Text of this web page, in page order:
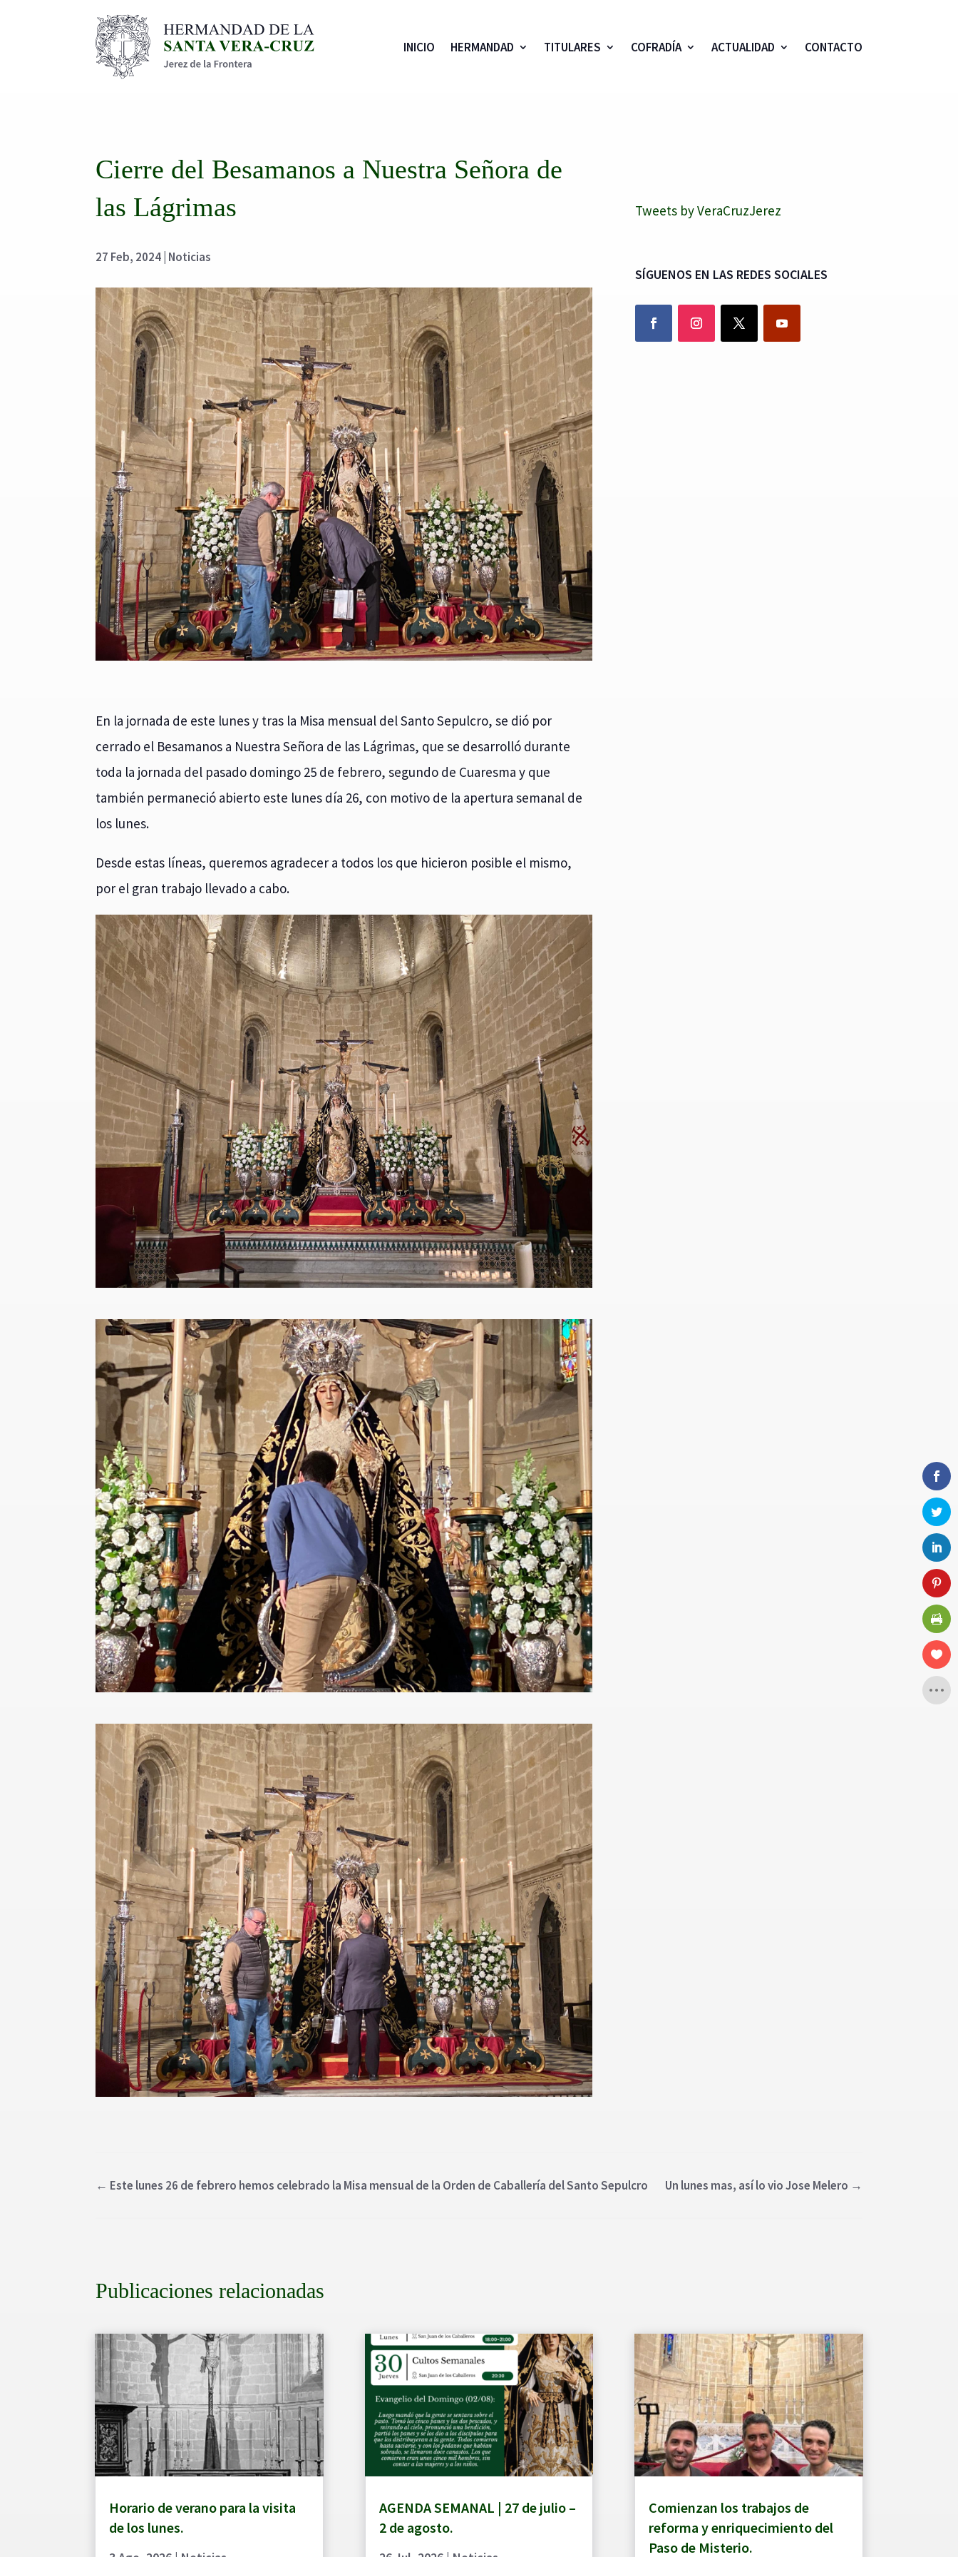
INICIO HERMANDAD TITULARES COFRADÍA ACTUALIDAD CONTACTO
Cierre del Besamanos a Nuestra Señora de
las Lágrimas
27 Feb, 2024 Noticias
En la jornada de este lunes y tras la Misa mensual del Santo Sepulcro, se dió por
cerrado el Besamanos a Nuestra Señora de las Lágrimas, que se desarrolló durante
toda la jornada del pasado domingo 25 de febrero, segundo de Cuaresma y que
también permaneció abierto este lunes día 26, con motivo de la apertura semanal de
los lunes.
Desde estas líneas, queremos agradecer a todos los que hicieron posible el mismo,
por el gran trabajo llevado a cabo.
Tweets by VeraCruzJerez
SÍGUENOS EN LAS REDES SOCIALES
← Este lunes 26 de febrero hemos celebrado la Misa mensual de la Orden de Caballería del Santo Sepulcro Un lunes mas, así lo vio Jose Melero →
Publicaciones relacionadas
Horario de verano para la visita
de los lunes.
AGENDA SEMANAL | 27 de julio –
2 de agosto.
Comienzan los trabajos de
reforma y enriquecimiento del
Paso de Misterio.